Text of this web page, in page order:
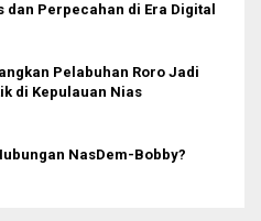
dan Perpecahan di Era Digital
Pelabuhan Roro Jadi
di Kepulauan Nias
NasDem-Bobby?